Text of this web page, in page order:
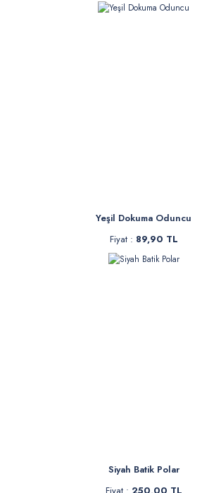
Yeşil Dokuma Oduncu
Fiyat : 89,90 TL
Siyah Batik Polar